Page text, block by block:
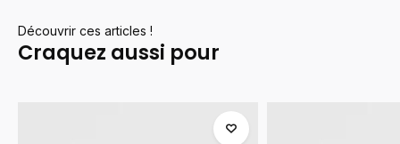
Découvrir ces articles !
Craquez aussi pour